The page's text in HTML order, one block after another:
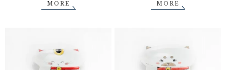
MORE MORE